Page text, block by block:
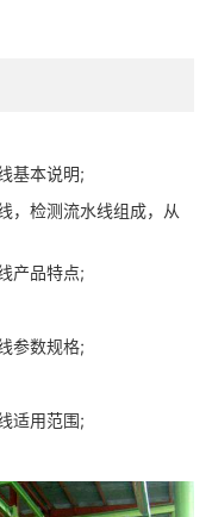
基本说明;
，检测流水线组成，从
产品特点;
参数规格;
适用范围;